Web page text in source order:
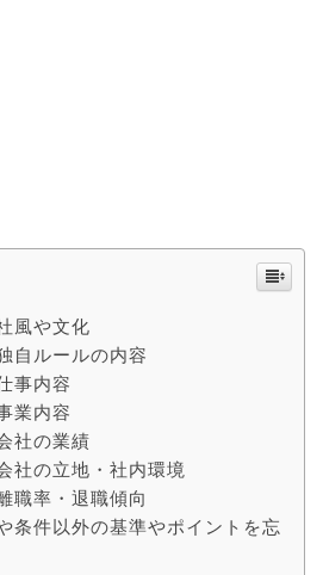
風や文化
自ルールの内容
事内容
業内容
社の業績
社の立地・社内環境
職率・退職傾向
条件以外の基準やポイントを忘